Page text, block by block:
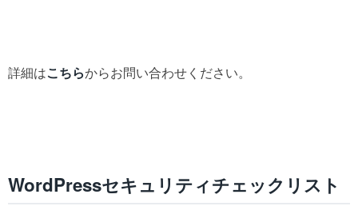
詳細はこちらからお問い合わせください。
WordPressセキュリティチェックリスト